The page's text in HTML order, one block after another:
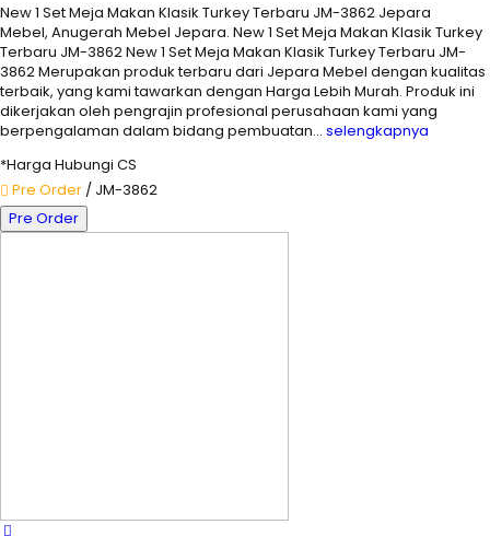
New 1 Set Meja Makan Klasik Turkey Terbaru JM-3862 Jepara
Mebel, Anugerah Mebel Jepara. New 1 Set Meja Makan Klasik Turkey
Terbaru JM-3862 New 1 Set Meja Makan Klasik Turkey Terbaru JM-
3862 Merupakan produk terbaru dari Jepara Mebel dengan kualitas
terbaik, yang kami tawarkan dengan Harga Lebih Murah. Produk ini
dikerjakan oleh pengrajin profesional perusahaan kami yang
berpengalaman dalam bidang pembuatan… selengkapnya
*Harga Hubungi CS
Pre Order / JM-3862
Pre Order